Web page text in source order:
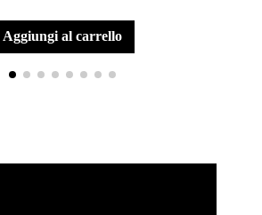
aggiungi al carrello